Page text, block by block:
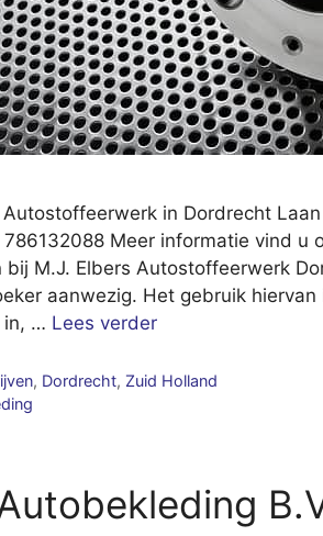
Autostoffeerwerk in Dordrecht
786132088 Meer informatie vind
bij M.J. Elbers Autostoffeerwerk
aanwezig. Het gebruik
in, … Lees verder
, Dordrecht, Zuid Holland